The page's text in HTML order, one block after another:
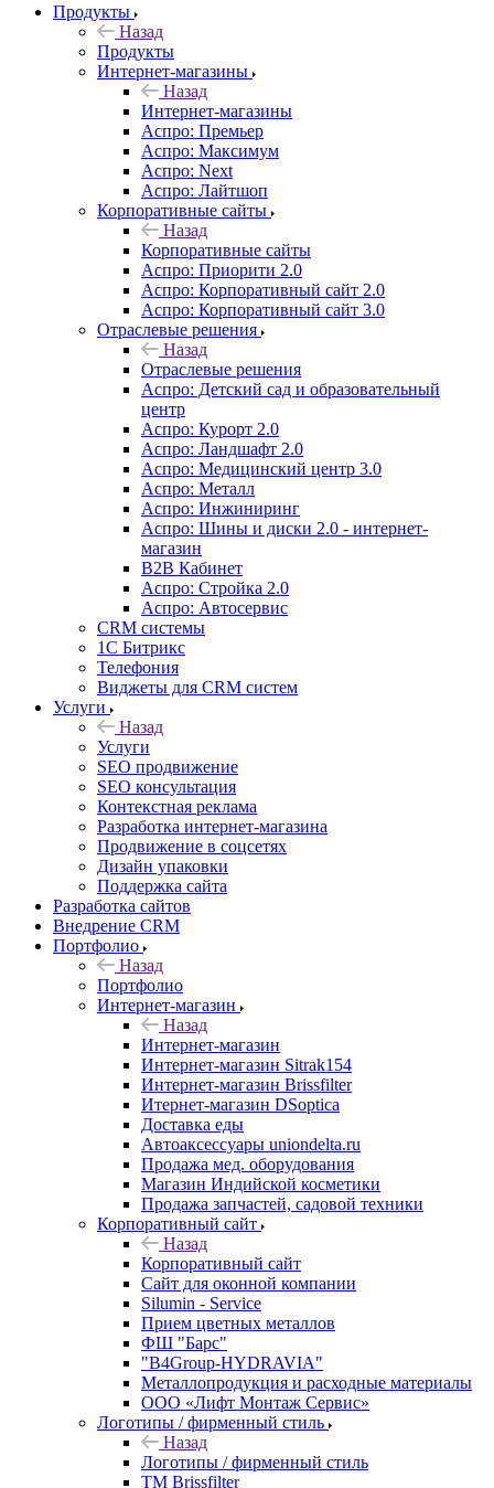
Продукты
Назад
Продукты
Интернет-магазины
Назад
Интернет-магазины
Аспро: Премьер
Аспро: Максимум
Аспро: Next
Аспро: Лайтшоп
Корпоративные сайты
Назад
Корпоративные сайты
Аспро: Приорити 2.0
Аспро: Корпоративный сайт 2.0
Аспро: Корпоративный сайт 3.0
Отраслевые решения
Назад
Отраслевые решения
Аспро: Детский сад и образовательный
центр
Аспро: Курорт 2.0
Аспро: Ландшафт 2.0
Аспро: Медицинский центр 3.0
Аспро: Металл
Аспро: Инжиниринг
Аспро: Шины и диски 2.0 - интернет-
магазин
B2B Кабинет
Аспро: Стройка 2.0
Аспро: Автосервис
CRM системы
1С Битрикс
Телефония
Виджеты для CRM cистем
Услуги
Назад
Услуги
SEO продвижение
SEO консультация
Контекстная реклама
Разработка интернет-магазина
Продвижение в соцсетях
Дизайн упаковки
Поддержка сайта
Разработка сайтов
Внедрение CRM
Портфолио
Назад
Портфолио
Интернет-магазин
Назад
Интернет-магазин
Интернет-магазин Sitrak154
Интернет-магазин Brissfilter
Итернет-магазин DSoptica
Доставка еды
Автоаксессуары uniondelta.ru
Продажа мед. оборудования
Магазин Индийской косметики
Продажа запчастей, садовой техники
Корпоративный сайт
Назад
Корпоративный сайт
Сайт для оконной компании
Silumin - Service
Прием цветных металлов
ФШ "Барс"
"B4Group-HYDRAVIA"
Металлопродукция и расходные материалы
OOO «Лифт Монтаж Сервис»
Логотипы / фирменный стиль
Назад
Логотипы / фирменный стиль
TM Brissfilter